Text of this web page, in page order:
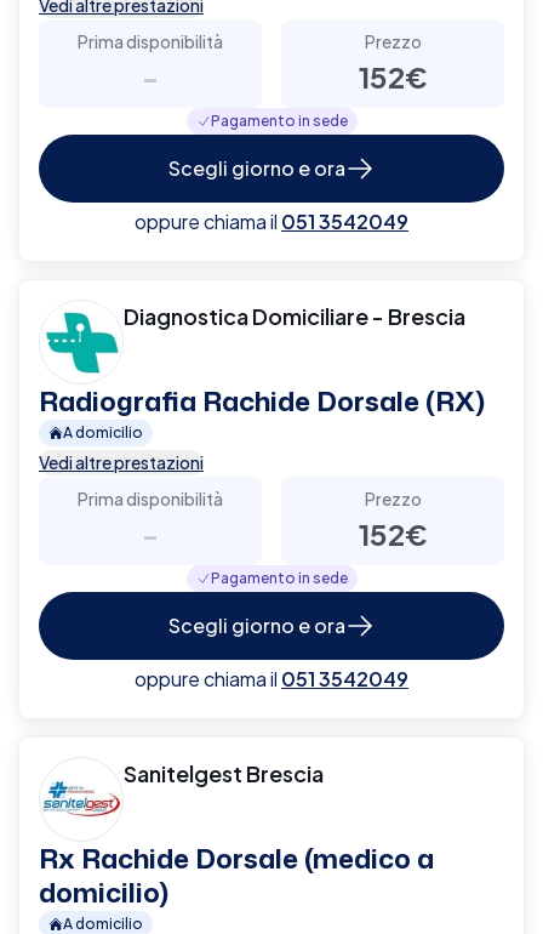
Prima disponibilità
-
Prezzo
152€
Pagamento in sede
Scegli giorno e ora
oppure chiama il 051 3542049
Diagnostica Domiciliare - Brescia
Radiografia Rachide Dorsale (RX)
A domicilio
Vedi altre prestazioni
Prima disponibilità
-
Prezzo
152€
Pagamento in sede
Scegli giorno e ora
oppure chiama il 051 3542049
Sanitelgest Brescia
Rx Rachide Dorsale (medico a
domicilio)
A domicilio